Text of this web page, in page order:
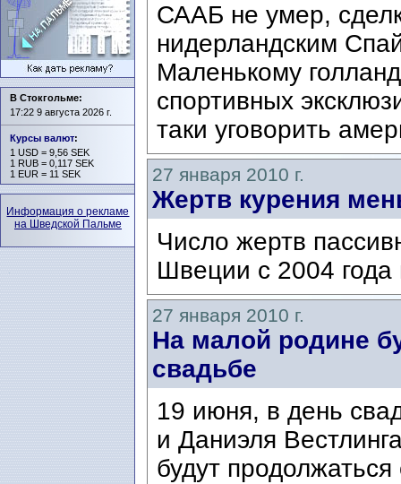
СААБ не умер,
нидерландским
Маленькому
спортивных
таки уговорить
27 января 2010 г.
Жертв курения
Число жертв
Швеции с 2004 года
27 января 2010 г.
На малой родине
свадьбе
19 июня, в день
и Даниэля
будут
В Стокгольме:
17:22 9 августа 2026 г.
Курсы валют:
1 USD = 9,56 SEK
1 RUB = 0,117 SEK
1 EUR = 11 SEK
Информация о рекламе
на Шведской Пальме